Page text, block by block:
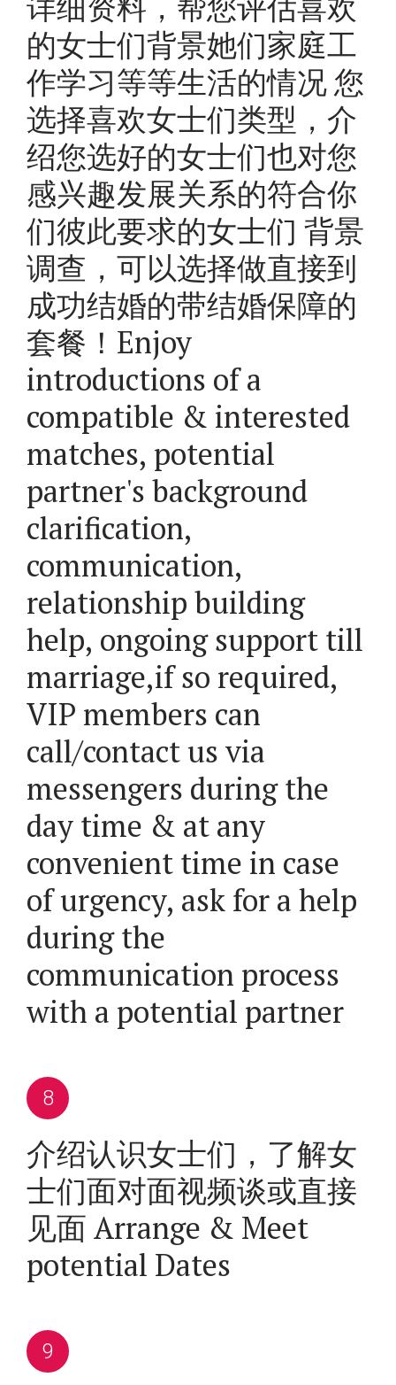
的女士们背景她们家庭工
作学习等等生活的情况 您
选择喜欢女士们类型，介
绍您选好的女士们也对您
感兴趣发展关系的符合你
们彼此要求的女士们 背景
调查，可以选择做直接到
成功结婚的带结婚保障的
套餐！Enjoy
introductions of a
compatible & interested
matches, potential
partner's background
clarification,
communication,
relationship building
help, ongoing support till
marriage,if so required,
VIP members can
call/contact us via
messengers during the
day time & at any
convenient time in case
of urgency, ask for a help
during the
communication process
with a potential partner
介绍认识女士们，了解女
士们面对面视频谈或直接
见面 Arrange & Meet
potential Dates